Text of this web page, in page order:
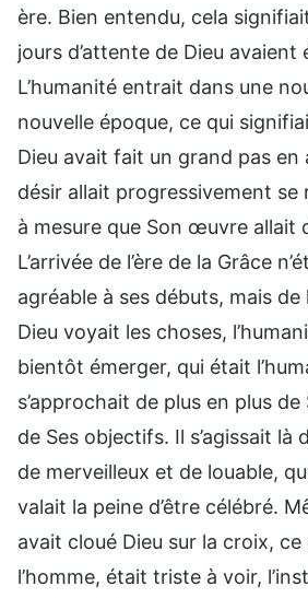
ère. Bien entendu, cela
jours d’attente de Dieu avaient
L’humanité entrait dans une
nouvelle époque, ce qui
Dieu avait fait un grand pas en
désir allait progressivement se
à mesure que Son œuvre allait
L’arrivée de l’ère de la Grâce
agréable à ses débuts, mais
Dieu voyait les choses,
bientôt émerger, qui était
s’approchait de plus en plus
de Ses objectifs. Il s’agissait là
de merveilleux et de louable,
valait la peine d’être célébré.
avait cloué Dieu sur la croix, ce
l’homme, était triste à voir,